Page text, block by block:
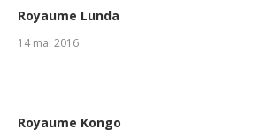
Royaume Lunda
14 mai 2016
Royaume Kongo